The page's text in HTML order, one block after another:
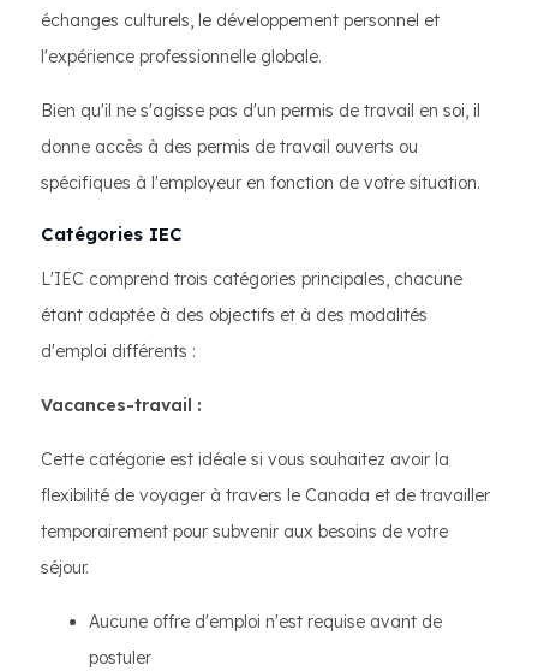
échanges culturels, le développement personnel et
l'expérience professionnelle globale.
Bien qu'il ne s'agisse pas d'un permis de travail en soi, il
donne accès à des permis de travail ouverts ou
spécifiques à l'employeur en fonction de votre situation.
Catégories IEC
L'IEC comprend trois catégories principales, chacune
étant adaptée à des objectifs et à des modalités
d'emploi différents :
Vacances-travail :
Cette catégorie est idéale si vous souhaitez avoir la
flexibilité de voyager à travers le Canada et de travailler
temporairement pour subvenir aux besoins de votre
séjour.
Aucune offre d'emploi n'est requise avant de
postuler